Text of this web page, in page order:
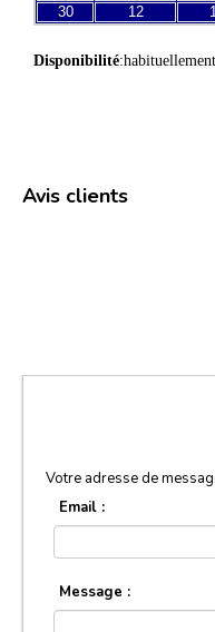
30
12
Disponibilité
Avis clients
Votre adresse de
Email :
Message :